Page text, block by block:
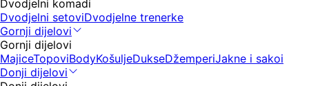
Dvodjelni komadi
Dvodjelni setoviDvodjelne trenerke
Gornji dijelovi
Gornji dijelovi
MajiceTopoviBodyKošuljeDukseDžemperiJakne i sakoi
Donji dijelovi